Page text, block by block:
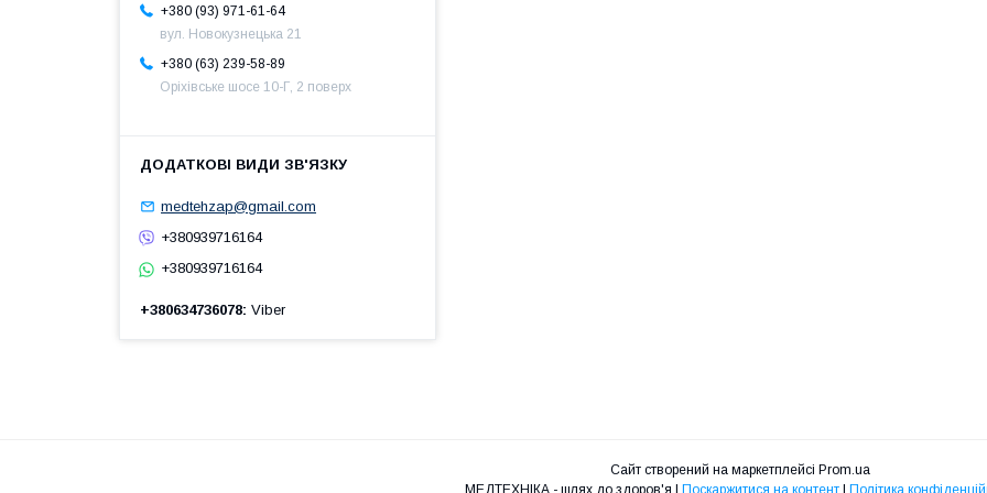
+380 (93) 971-61-64
вул. Новокузнецька 21
+380 (63) 239-58-89
Оріхівське шосе 10-Г, 2 поверх
medtehzap@gmail.com
+380939716164
+380939716164
+380634736078 Viber
Сайт створений на маркетплейсі Prom.ua
МЕДТЕХНІКА - шлях до здоров'я | Поскаржитися на контент | Політика